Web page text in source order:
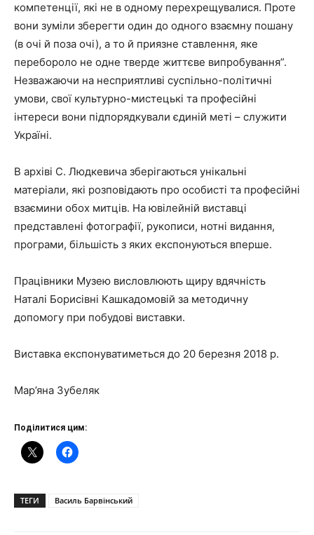
компетенції, які не в одному перехрещувалися. Проте
вони зуміли зберегти один до одного взаємну пошану
(в очі й поза очі), а то й приязне ставлення, яке
перебороло не одне тверде життєве випробування”.
Незважаючи на несприятливі суспільно-політичні
умови, свої культурно-мистецькі та професійні
інтереси вони підпорядкували єдиній меті – служити
Україні.
В архіві С. Людкевича зберігаються унікальні
матеріали, які розповідають про особисті та професійні
взаємини обох митців. На ювілейній виставці
представлені фотографії, рукописи, нотні видання,
програми, більшість з яких експонуються вперше.
Працівники Музею висловлюють щиру вдячність
Наталі Борисівні Кашкадомовій за методичну
допомогу при побудові виставки.
Виставка експонуватиметься до 20 березня 2018 р.
Мар’яна Зубеляк
Поділитися цим:
ТЕГИ Василь Барвінський